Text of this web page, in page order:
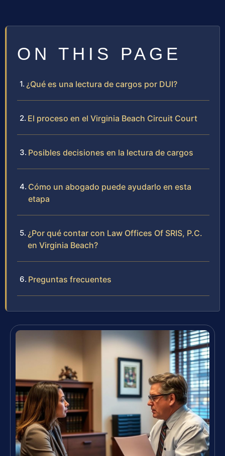
ON THIS PAGE
¿Qué es una lectura de cargos por DUI?
El proceso en el Virginia Beach Circuit Court
Posibles decisiones en la lectura de cargos
Cómo un abogado puede ayudarlo en esta
etapa
¿Por qué contar con Law Offices Of SRIS, P.C.
en Virginia Beach?
Preguntas frecuentes